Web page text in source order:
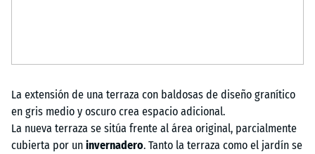
La extensión de una terraza con baldosas de diseño granítico
en gris medio y oscuro crea espacio adicional.
La nueva terraza se sitúa frente al área original, parcialmente
cubierta por un invernadero. Tanto la terraza como el jardín se